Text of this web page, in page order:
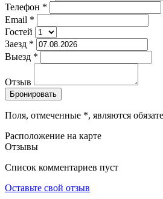
Телефон *
Email *
Гостей
Заезд *
Выезд *
Отзыв
Поля, отмеченные *, являются
Расположение на карте
Отзывы
Список комментариев пуст
Оставьте свой отзыв